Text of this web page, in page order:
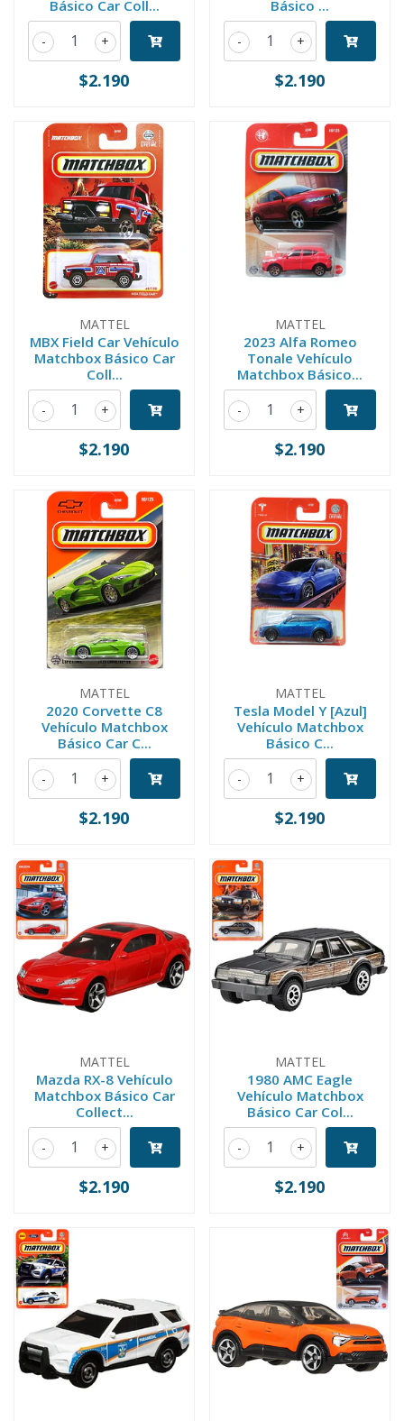
Básico Car Coll...
+
-
$2.190
Básico ...
+
-
$2.190
MATTEL
MBX Field Car Vehículo
Matchbox Básico Car
Coll...
+
-
$2.190
MATTEL
2023 Alfa Romeo
Tonale Vehículo
Matchbox Básico...
+
-
$2.190
MATTEL
2020 Corvette C8
Vehículo Matchbox
Básico Car C...
+
-
$2.190
MATTEL
Tesla Model Y [Azul]
Vehículo Matchbox
Básico C...
+
-
$2.190
MATTEL
Mazda RX-8 Vehículo
Matchbox Básico Car
Collect...
+
-
$2.190
MATTEL
1980 AMC Eagle
Vehículo Matchbox
Básico Car Col...
+
-
$2.190